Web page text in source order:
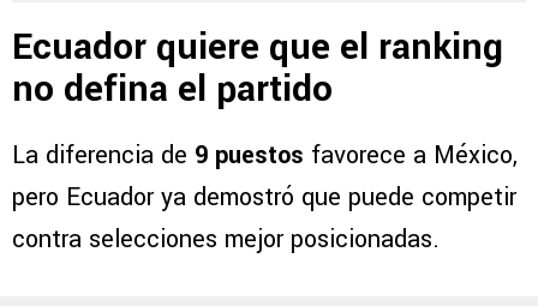
Ecuador quiere que el ranking
no defina el partido
La diferencia de 9 puestos favorece a México,
pero Ecuador ya demostró que puede competir
contra selecciones mejor posicionadas.